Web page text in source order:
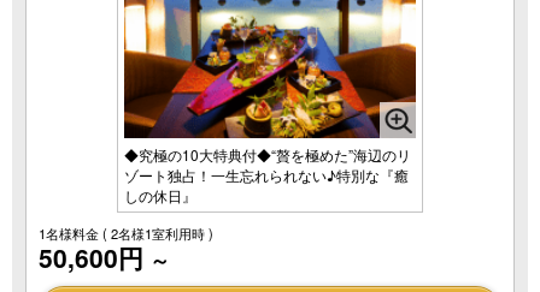
◆究極の10大特典付◆“贅を極めた”海辺のリ
ゾート独占！一生忘れられない♪特別な『癒
しの休日』
1名様料金( 2名様1室利用時 )
50,600円 ～